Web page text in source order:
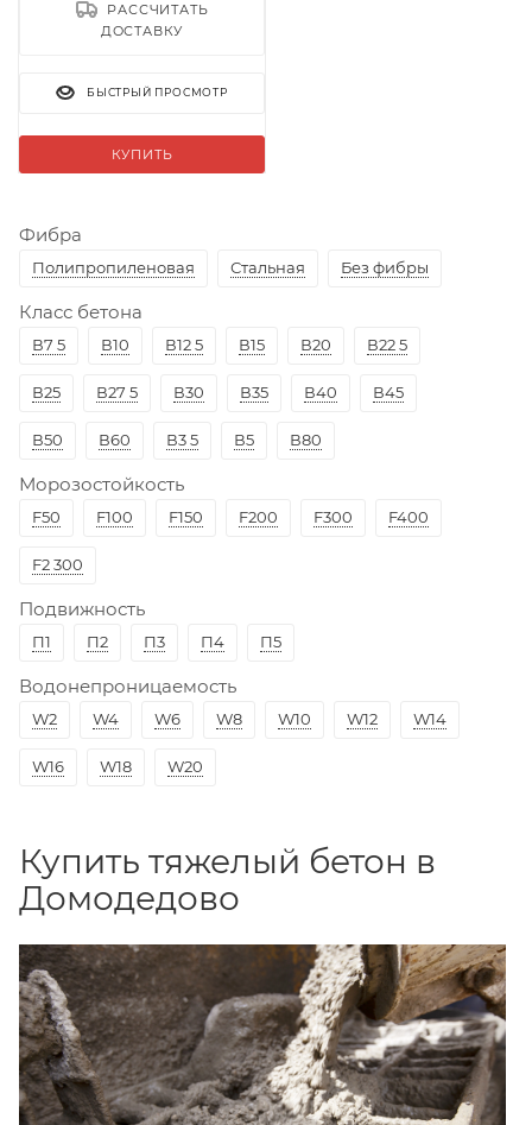
КУПИТЬ
РАССЧИТАТЬ
ДОСТАВКУ
БЫСТРЫЙ ПРОСМОТР
Фибра
Полипропиленовая Стальная Без фибры
Класс бетона
В7 5 В10 В12 5 В15 В20 В22 5
В25 В27 5 В30 В35 В40 В45
В50 В60 В3 5 В5 В80
Морозостойкость
F50 F100 F150 F200 F300 F400
F2 300
Подвижность
П1 П2 П3 П4 П5
Водонепроницаемость
W2 W4 W6 W8 W10 W12 W14
W16 W18 W20
Купить тяжелый бетон в
Домодедово